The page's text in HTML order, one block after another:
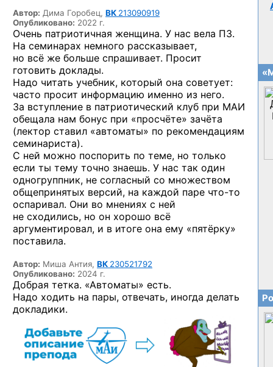
Автор: Дима Горобец, ВК 213090919
Опубликовано: 2022 г.
Очень патриотичная женщина. У нас вела ПЗ.
На семинарах немного рассказывает,
но всё же больше спрашивает. Просит
готовить доклады.
Надо читать учебник, который она советует:
часто просит информацию именно из него.
За вступление в патриотический клуб при МАИ
обещала нам бонус при «просчёте» зачёта
(лектор ставил «автоматы» по рекомендациям
семинариста).
С ней можно поспорить по теме, но только
если ты тему точно знаешь. У нас так один
одногруппник, не согласный со множеством
общепринятых версий, на каждой паре что-то
оспаривал. Они во мнениях с ней
не сходились, но он хорошо всё
аргументировал, и в итоге она ему «пятёрку»
поставила.
Автор: Миша Антия, ВК 230521792
Опубликовано: 2024 г.
Добрая тетка. «Автоматы» есть.
Надо ходить на пары, отвечать, иногда делать
докладики.